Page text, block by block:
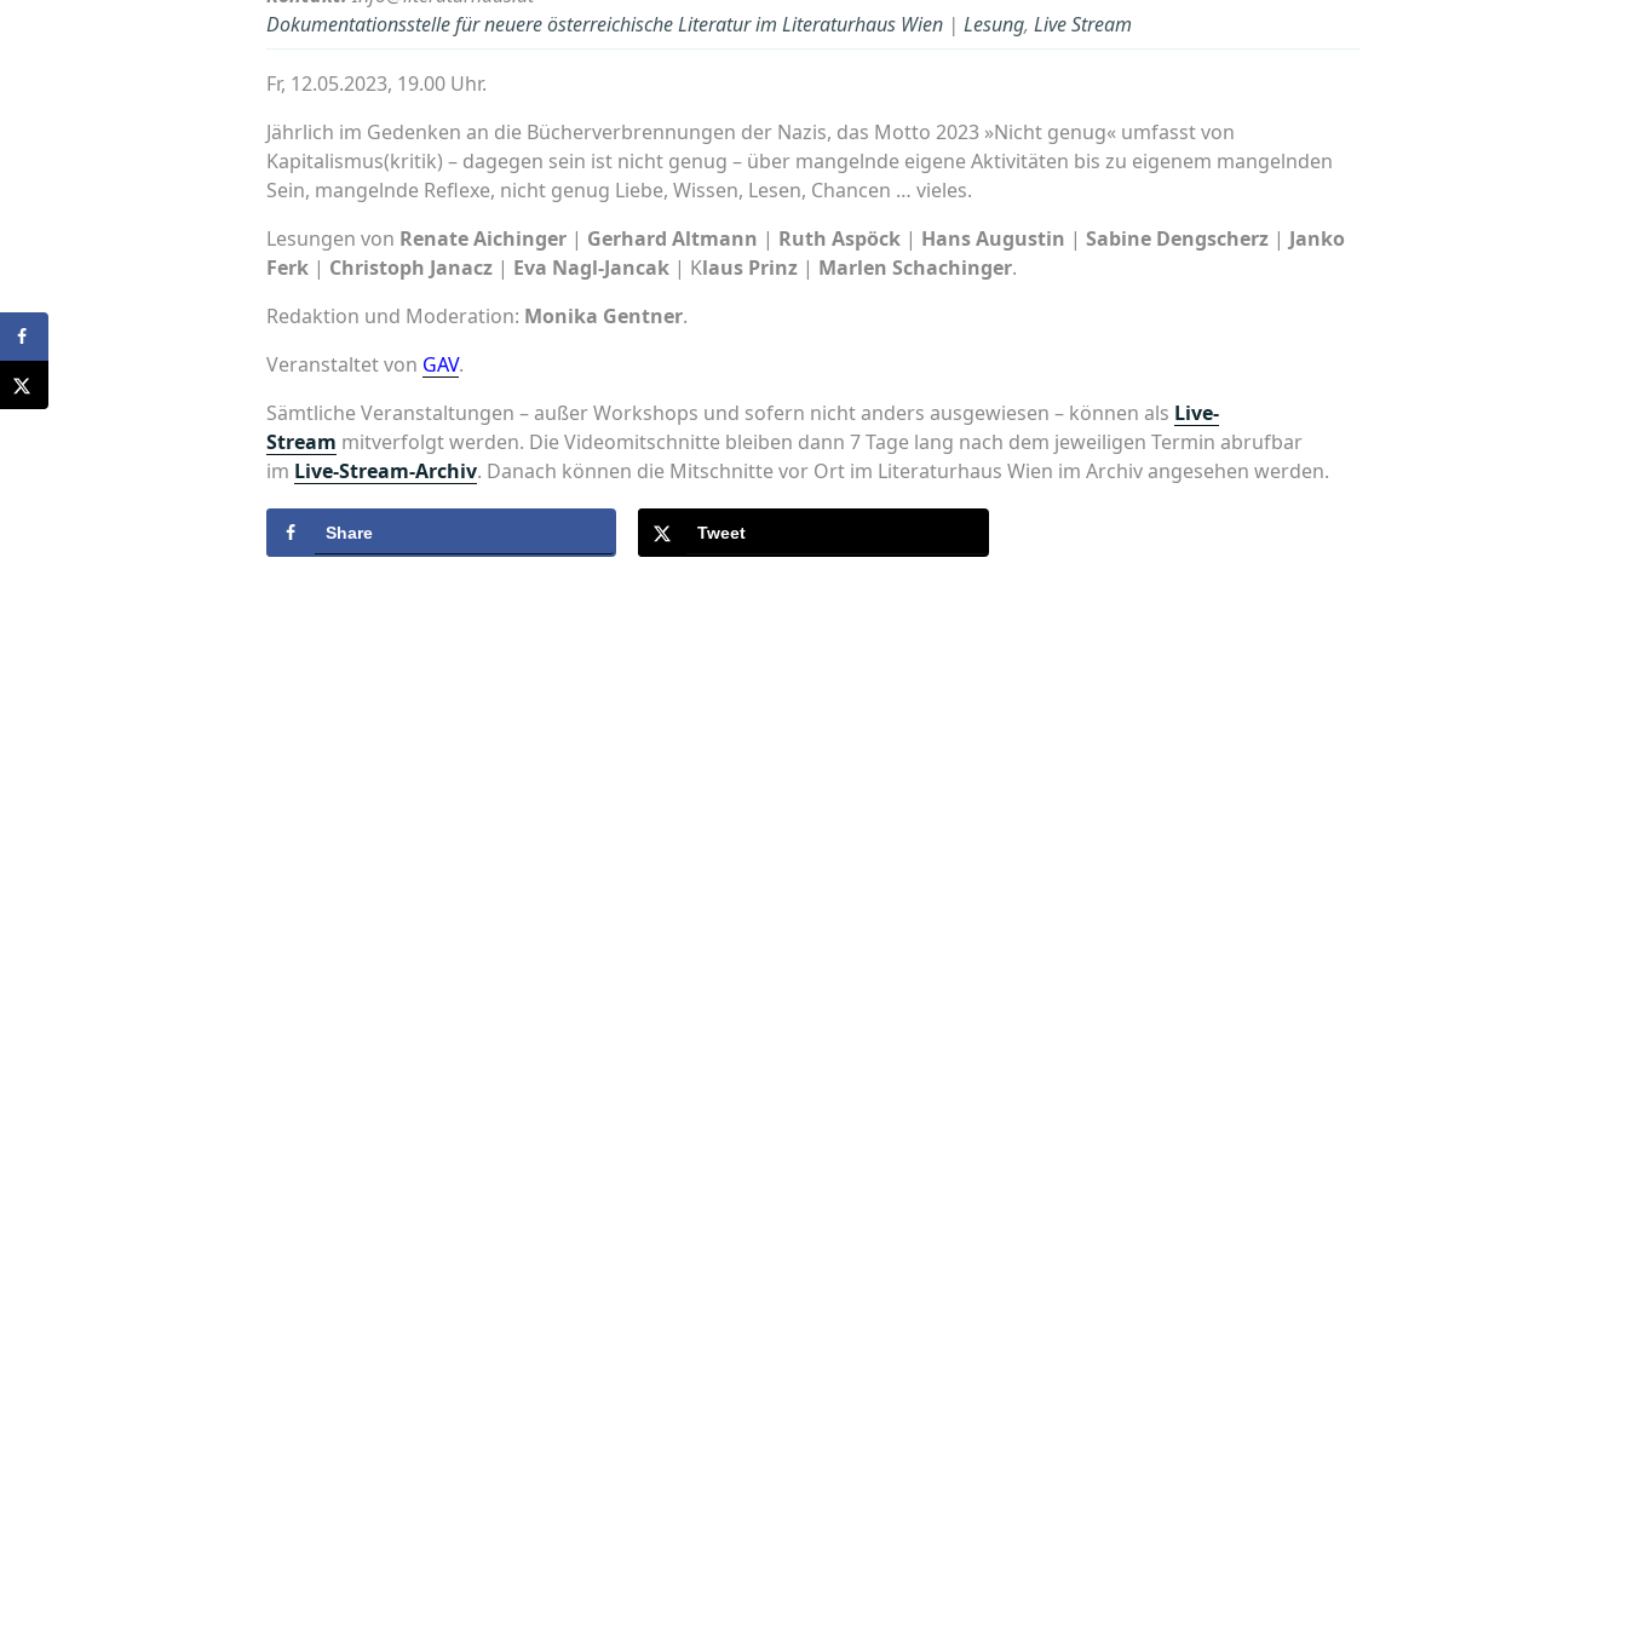
Dokumentationsstelle für neuere österreichische Literatur im Literaturhaus Wien | Lesung, Live Stream
Fr, 12.05.2023, 19.00 Uhr.
Jährlich im Gedenken an die Bücherverbrennungen der Nazis, das Motto 2023 »Nicht genug« umfasst von
Kapitalismus(kritik) – dagegen sein ist nicht genug – über mangelnde eigene Aktivitäten bis zu eigenem mangelnden
Sein, mangelnde Reflexe, nicht genug Liebe, Wissen, Lesen, Chancen … vieles.
Lesungen von Renate Aichinger | Gerhard Altmann | Ruth Aspöck | Hans Augustin | Sabine Dengscherz | Janko
Ferk | Christoph Janacz | Eva Nagl-Jancak | Klaus Prinz | Marlen Schachinger.
Redaktion und Moderation: Monika Gentner.
Veranstaltet von GAV.
Sämtliche Veranstaltungen – außer Workshops und sofern nicht anders ausgewiesen – können als Live-
Stream mitverfolgt werden. Die Videomitschnitte bleiben dann 7 Tage lang nach dem jeweiligen Termin abrufbar
im Live-Stream-Archiv. Danach können die Mitschnitte vor Ort im Literaturhaus Wien im Archiv angesehen werden.
Share Tweet